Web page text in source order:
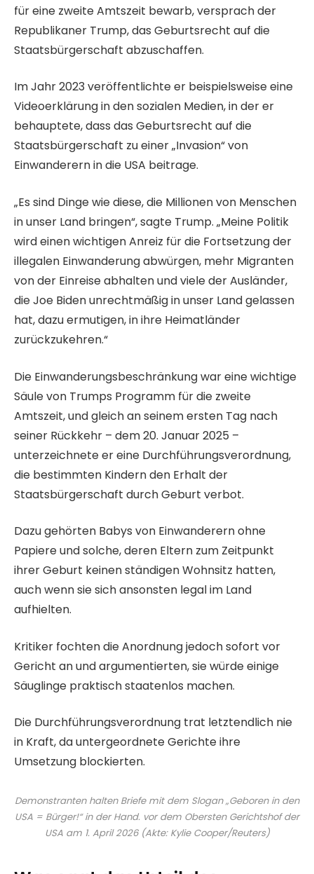
für eine zweite Amtszeit bewarb, versprach der
Republikaner Trump, das Geburtsrecht auf die
Staatsbürgerschaft abzuschaffen.
Im Jahr 2023 veröffentlichte er beispielsweise eine
Videoerklärung in den sozialen Medien, in der er
behauptete, dass das Geburtsrecht auf die
Staatsbürgerschaft zu einer „Invasion“ von
Einwanderern in die USA beitrage.
„Es sind Dinge wie diese, die Millionen von Menschen
in unser Land bringen“, sagte Trump. „Meine Politik
wird einen wichtigen Anreiz für die Fortsetzung der
illegalen Einwanderung abwürgen, mehr Migranten
von der Einreise abhalten und viele der Ausländer,
die Joe Biden unrechtmäßig in unser Land gelassen
hat, dazu ermutigen, in ihre Heimatländer
zurückzukehren.“
Die Einwanderungsbeschränkung war eine wichtige
Säule von Trumps Programm für die zweite
Amtszeit, und gleich an seinem ersten Tag nach
seiner Rückkehr – dem 20. Januar 2025 –
unterzeichnete er eine Durchführungsverordnung,
die bestimmten Kindern den Erhalt der
Staatsbürgerschaft durch Geburt verbot.
Dazu gehörten Babys von Einwanderern ohne
Papiere und solche, deren Eltern zum Zeitpunkt
ihrer Geburt keinen ständigen Wohnsitz hatten,
auch wenn sie sich ansonsten legal im Land
aufhielten.
Kritiker fochten die Anordnung jedoch sofort vor
Gericht an und argumentierten, sie würde einige
Säuglinge praktisch staatenlos machen.
Die Durchführungsverordnung trat letztendlich nie
in Kraft, da untergeordnete Gerichte ihre
Umsetzung blockierten.
Demonstranten halten Briefe mit dem Slogan „Geboren in den
USA = Bürger!“ in der Hand. vor dem Obersten Gerichtshof der
USA am 1. April 2026 (Akte: Kylie Cooper/Reuters)